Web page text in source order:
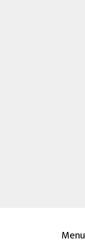
Menu